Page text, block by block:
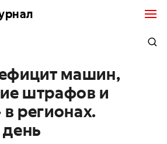
машин,
штрафов и
регионах.
день